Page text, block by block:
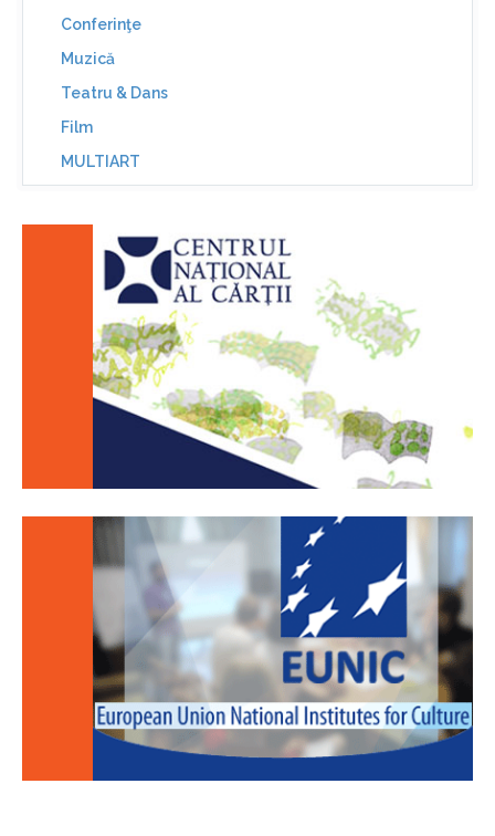
Conferinţe
Muzică
Teatru & Dans
Film
MULTIART